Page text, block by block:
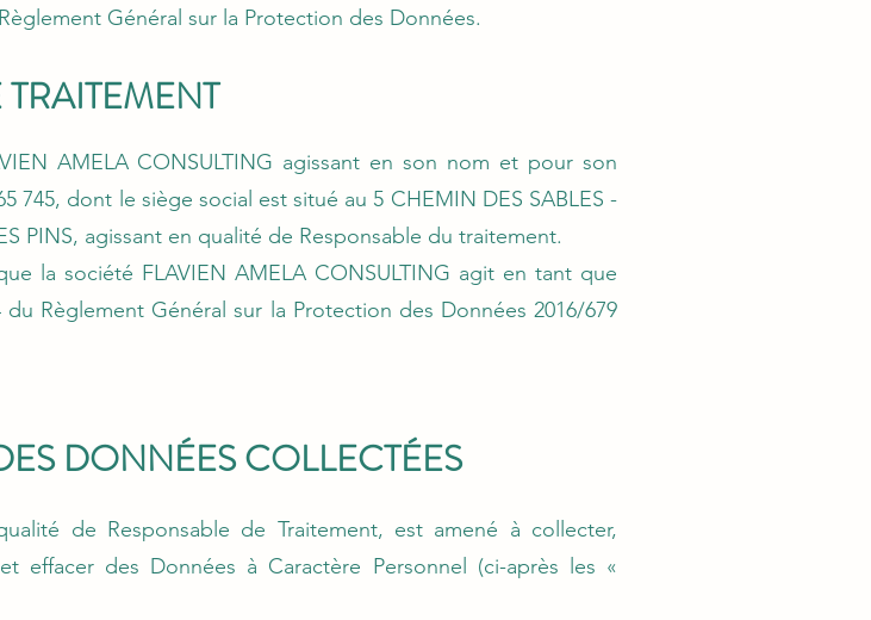
Général sur la Protection des Données.
AMELA CONSULTING agissant en son nom et pour son
745, dont le siège social est situé au 5 CHEMIN DES SABLES -
PINS, agissant en qualité de Responsable du traitement.
la société FLAVIEN AMELA CONSULTING agit en tant que
Règlement Général sur la Protection des Données 2016/679
DONNÉES COLLECTÉES
de Responsable de Traitement, est amené à collecter,
effacer des Données à Caractère Personnel (ci-après les «